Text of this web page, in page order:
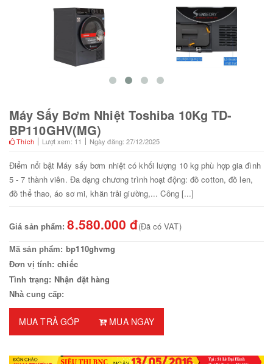
Máy Sấy Bơm Nhiệt Toshiba 10Kg TD-
BP110GHV(MG)
Thích Lượt xem: 11 Ngày đăng: 27/12/2025
Điểm nổi bật Máy sấy bơm nhiệt có khối lượng 10 kg phù hợp gia đình
5 - 7 thành viên. Đa dạng chương trình hoạt động: đồ cotton, đồ len,
đồ thể thao, áo sơ mi, khăn trải giường,... Công [...]
Giá sản phẩm:8.580.000 đ(Đã có VAT)
Mã sản phẩm: bp110ghvmg
Đơn vị tính: chiếc
Tình trạng: Nhận đặt hàng
Nhà cung cấp:
MUA TRẢ GÓP MUA NGAY